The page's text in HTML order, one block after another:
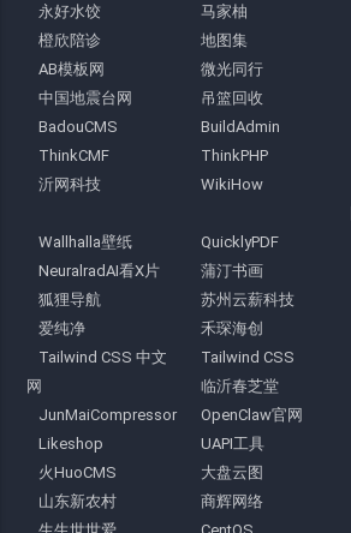
永好水饺
马家柚
橙欣陪诊
地图集
AB模板网
微光同行
中国地震台网
吊篮回收
BadouCMS
BuildAdmin
ThinkCMF
ThinkPHP
沂网科技
WikiHow
Wallhalla壁纸
QuicklyPDF
NeuralradAI看X片
蒲汀书画
狐狸导航
苏州云薪科技
爱纯净
禾琛海创
Tailwind CSS 中文
网
Tailwind CSS
临沂春芝堂
JunMaiCompressor
OpenClaw官网
Likeshop
UAPI工具
火HuoCMS
大盘云图
山东新农村
商辉网络